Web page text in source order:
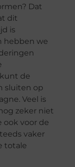
Dat
dit
is
hebben we
de
sluiten op
Veel is
zeker niet
ook voor de
vaker
totale